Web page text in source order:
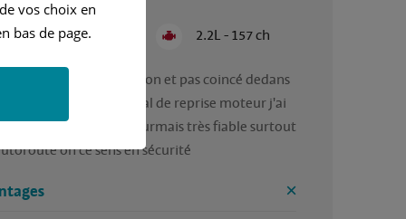
Semi Automatique 2.2L - 157 ch
agréable à conduire on et pas coincé dedans
sens en sécurité pas mal de reprise moteur j'ai
275 000km au conteurmais très fiable surtout
on ce sens en sécurité
vos choix en
bas de page.